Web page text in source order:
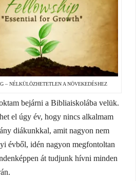
– NÉLKÜLÖZHETETLEN A NÖVEKEDÉSHEZ
bejárni a Bibliaiskolába velük.
el úgy év, hogy nincs alkalmam
diákunkkal, amit nagyon nem
évből, idén nagyon megfontoltan
át tudjunk hívni minden